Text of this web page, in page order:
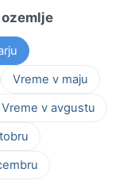
Vreme v maju
Vreme v avgustu